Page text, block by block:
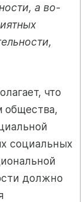
а во-
что
общества,
социальных
должно